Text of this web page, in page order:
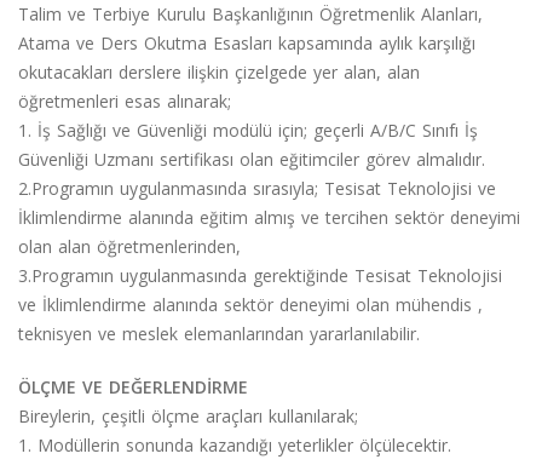
Talim ve Terbiye Kurulu Başkanlığının Öğretmenlik Alanları,
Atama ve Ders Okutma Esasları kapsamında aylık karşılığı
okutacakları derslere ilişkin çizelgede yer alan, alan
öğretmenleri esas alınarak;
1. İş Sağlığı ve Güvenliği modülü için; geçerli A/B/C Sınıfı İş
Güvenliği Uzmanı sertifikası olan eğitimciler görev almalıdır.
2.Programın uygulanmasında sırasıyla; Tesisat Teknolojisi ve
İklimlendirme alanında eğitim almış ve tercihen sektör deneyimi
olan alan öğretmenlerinden,
3.Programın uygulanmasında gerektiğinde Tesisat Teknolojisi
ve İklimlendirme alanında sektör deneyimi olan mühendis ,
teknisyen ve meslek elemanlarından yararlanılabilir.
ÖLÇME VE DEĞERLENDİRME
Bireylerin, çeşitli ölçme araçları kullanılarak;
1. Modüllerin sonunda kazandığı yeterlikler ölçülecektir.